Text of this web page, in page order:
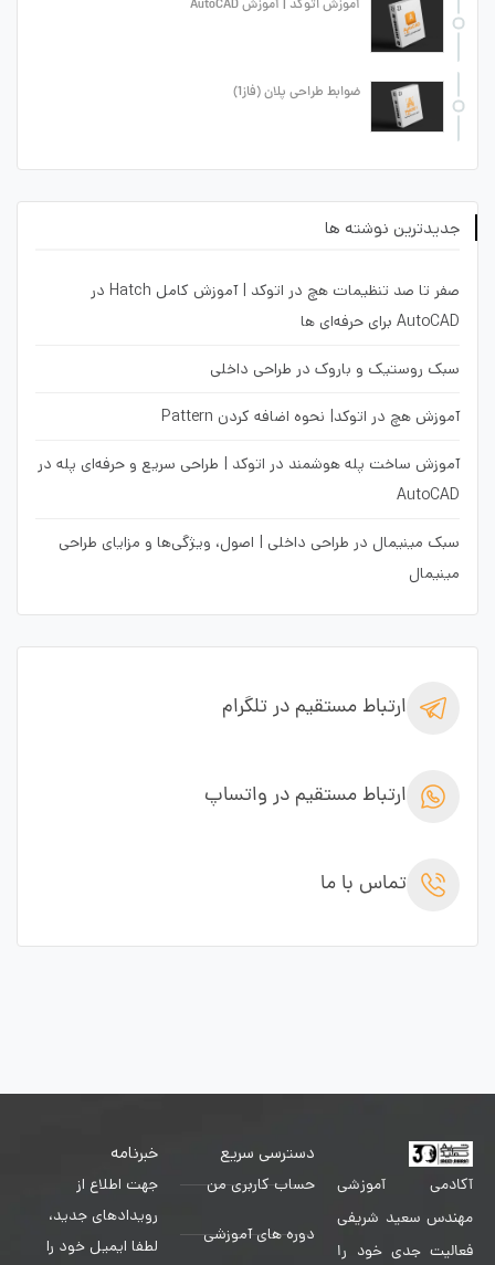
آموزش اتوکد | آموزش AutoCAD
ضوابط طراحی پلان (فاز1)
جدیدترین نوشته ها
صفر تا صد تنظیمات هچ در اتوکد | آموزش کامل Hatch در
AutoCAD برای حرفه‌ای ها
سبک روستیک و باروک در طراحی داخلی
آموزش هچ در اتوکد| نحوه اضافه کردن Pattern
آموزش ساخت پله هوشمند در اتوکد | طراحی سریع و حرفه‌ای پله در
AutoCAD
سبک مینیمال در طراحی داخلی | اصول، ویژگی‌ها و مزایای طراحی
مینیمال
ارتباط مستقیم در تلگرام
ارتباط مستقیم در واتساپ
تماس با ما
آکادمی آموزشی
مهندس سعید شریفی
فعالیت جدی خود را
دسترسی سریع
حساب کاربری من
دوره های آموزشی
خبرنامه
جهت اطلاع از
رویدادهای جدید،
لطفا ایمیل خود را